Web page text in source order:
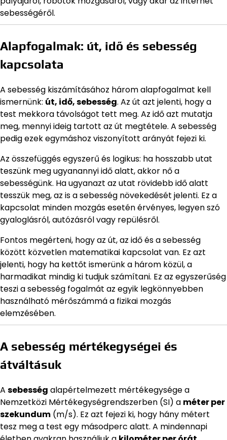
sebességéről.
Alapfogalmak: út, idő és sebesség
kapcsolata
A sebesség kiszámításához három alapfogalmat kell
ismernünk: út, idő, sebesség. Az út azt jelenti, hogy a
test mekkora távolságot tett meg. Az idő azt mutatja
meg, mennyi ideig tartott az út megtétele. A sebesség
pedig ezek egymáshoz viszonyított arányát fejezi ki.
Az összefüggés egyszerű és logikus: ha hosszabb utat
teszünk meg ugyanannyi idő alatt, akkor nő a
sebességünk. Ha ugyanazt az utat rövidebb idő alatt
tesszük meg, az is a sebesség növekedését jelenti. Ez a
kapcsolat minden mozgás esetén érvényes, legyen szó
gyaloglásról, autózásról vagy repülésről.
Fontos megérteni, hogy az út, az idő és a sebesség
között közvetlen matematikai kapcsolat van. Ez azt
jelenti, hogy ha kettőt ismerünk a három közül, a
harmadikat mindig ki tudjuk számítani. Ez az egyszerűség
teszi a sebesség fogalmát az egyik legkönnyebben
használható mérőszámmá a fizikai mozgás
elemzésében.
A sebesség mértékegységei és
átváltásuk
A sebesség alapértelmezett mértékegysége a
Nemzetközi Mértékegységrendszerben (SI) a méter per
szekundum (m/s). Ez azt fejezi ki, hogy hány métert
tesz meg a test egy másodperc alatt. A mindennapi